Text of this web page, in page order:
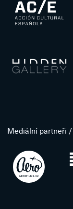
Mediální partneři